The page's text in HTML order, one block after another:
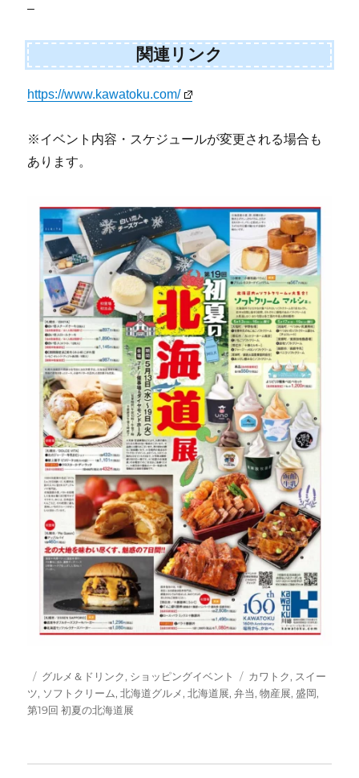
–
関連リンク
https://www.kawatoku.com/
※イベント内容・スケジュールが変更される場合も
あります。
投
稿
日:
カ
テ
ゴ
グルメ＆ドリンク, ショッピングイベント
タ
グ
カワトク, スイー
ツ, ソフトクリーム,北海道グルメ,北海道展,弁当,物産展,盛岡,
第19回 初夏の北海道展